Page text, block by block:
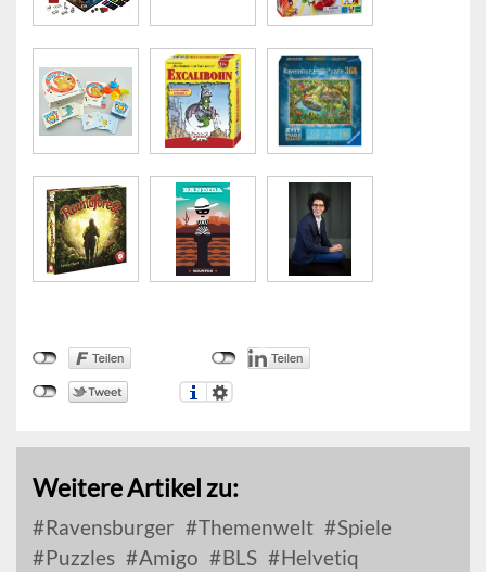
Weitere Artikel zu:
Ravensburger Themenwelt
Spiele
Puzzles
Amigo BLS
Helvetiq